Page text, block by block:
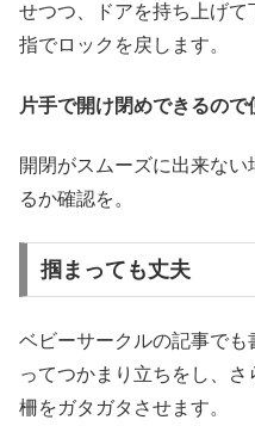
せつつ、ドアを持ち上げ
指でロックを戻します。
片手で開け閉めできるので
開閉がスムーズに出来な
るか確認を。
掴まっても丈夫
ベビーサークルの記事で
ってつかまり立ちをし、
柵をガタガタさせます。